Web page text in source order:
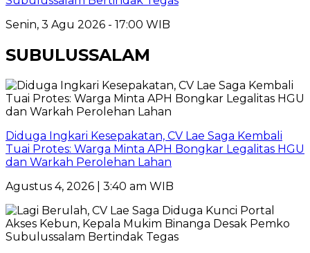
Senin, 3 Agu 2026 - 17:00 WIB
SUBULUSSALAM
Diduga Ingkari Kesepakatan, CV Lae Saga Kembali
Tuai Protes: Warga Minta APH Bongkar Legalitas HGU
dan Warkah Perolehan Lahan
Agustus 4, 2026 | 3:40 am WIB